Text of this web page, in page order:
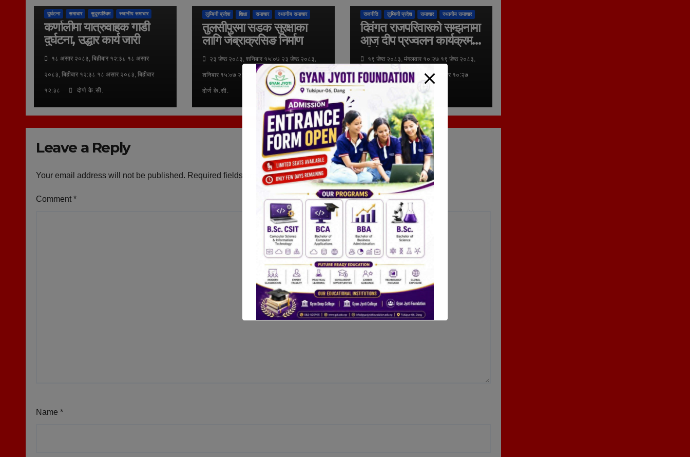
दुर्घटना समाचार सुदूरपश्चिम स्थानीय समाचार
कर्णालीमा यात्रुवाहक गाडी
दुर्घटना, उद्धार कार्य जारी
१८ असार २०८३, बिहीबार १२:३८ १८ असार
२०८३, बिहीबार १२:३८ १८ असार २०८३, बिहीबार
१२:३८ दोर्ण के.सी.
लुम्बिनी प्रदेश शिक्षा समाचार स्थानीय समाचार
तुलसीपुरमा सडक सुरक्षाका
लागि जेब्राक्रसिङ निर्माण
२३ जेष्ठ २०८३, शनिबार १५:०७ २३ जेष्ठ २०८३,
शनिबार १५:०७ २३ जेष्ठ २०८३, शनिबार १५:०७
दोर्ण के.सी.
राजनीति लुम्बिनी प्रदेश समाचार स्थानीय समाचार
दिवंगत राजपरिवारको सम्झनामा
आज दीप प्रज्वलन कार्यक्रम
गरिने
१९ जेष्ठ २०८३, मंगलवार १०:२७ १९ जेष्ठ २०८३,
मंगलवार १०:२७ १९ जेष्ठ २०८३, मंगलवार १०:२७
Leave a Reply
Your email address will not be published. Required fields are marked*
Comment *
Name *